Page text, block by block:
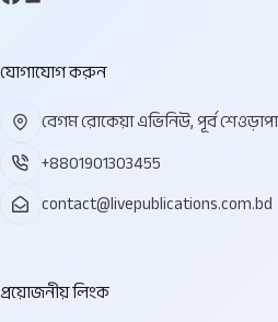
যোগাযোগ করুন
বেগম রোকেয়া এভিনিউ, পূর্ব
+8801901303455
contact@livepublications.com.bd
প্রয়োজনীয় লিংক